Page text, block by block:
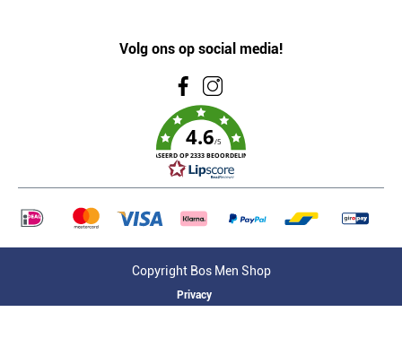
Volg ons op social media!
4.6/5
GEBASEERD OP 2333 BEOORDELINGEN
Copyright Bos Men Shop
Privacy